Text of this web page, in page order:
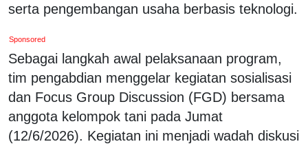
serta pengembangan usaha berbasis teknologi.
Sponsored
Sebagai langkah awal pelaksanaan program,
tim pengabdian menggelar kegiatan sosialisasi
dan Focus Group Discussion (FGD) bersama
anggota kelompok tani pada Jumat
(12/6/2026). Kegiatan ini menjadi wadah diskusi